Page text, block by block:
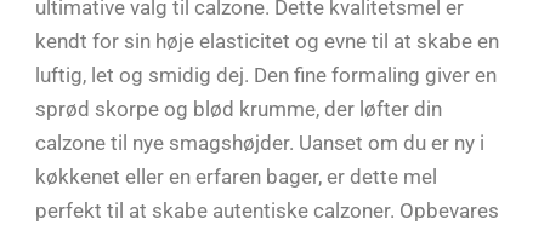
ultimative valg til calzone. Dette kvalitetsmel er
kendt for sin høje elasticitet og evne til at skabe en
luftig, let og smidig dej. Den fine formaling giver en
sprød skorpe og blød krumme, der løfter din
calzone til nye smagshøjder. Uanset om du er ny i
køkkenet eller en erfaren bager, er dette mel
perfekt til at skabe autentiske calzoner. Opbevares